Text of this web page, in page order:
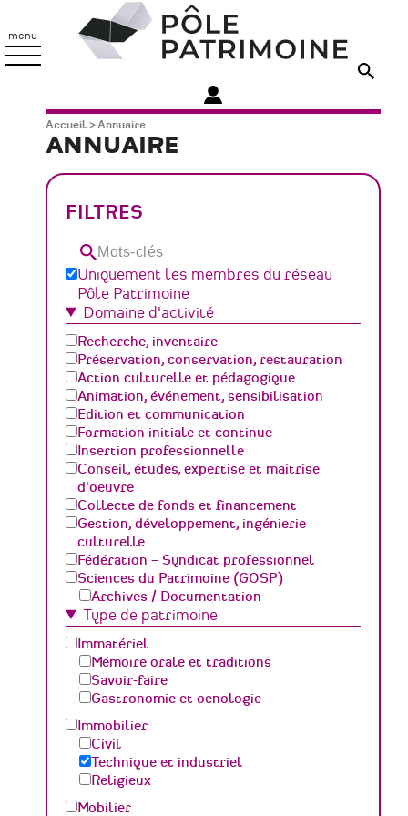
contenu
principal
menu
Patrimoine
Fil
d'Ariane
Accueil Annuaire
ANNUAIRE
FILTRES
Mots-
clésUniquement les membres du réseau
Pôle Patrimoine
Domaine d'activité
Recherche, inventaire
Préservation, conservation, restauration
Action culturelle et pédagogique
Animation, événement, sensibilisation
Edition et communication
Formation initiale et continue
Insertion professionnelle
Conseil, études, expertise et maitrise
d'oeuvre
Collecte de fonds et financement
Gestion, développement, ingénierie
culturelle
Fédération – Syndicat professionnel
Sciences du Patrimoine (GOSP)
Archives / Documentation
Conservation du patrimoine et
Humanités numériques
Relations Publiques (médiation
culturelle et valorisation)
Sciences des matériaux et de l'ingénierie
Type de patrimoine
Immatériel
Mémoire orale et traditions
Savoir-faire
Gastronomie et oenologie
Immobilier
Civil
Technique et industriel
Religieux
Mobilier